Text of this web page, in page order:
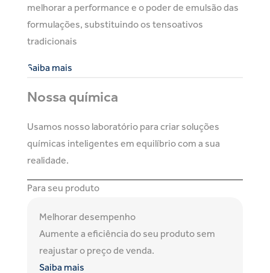
melhorar a performance e o poder de emulsão das
formulações, substituindo os tensoativos
tradicionais
Saiba mais
Nossa química
Usamos nosso laboratório para criar soluções
químicas inteligentes em equilíbrio com a sua
realidade.
Para seu produto
Melhorar desempenho
Aumente a eficiência do seu produto sem
reajustar o preço de venda.
Saiba mais